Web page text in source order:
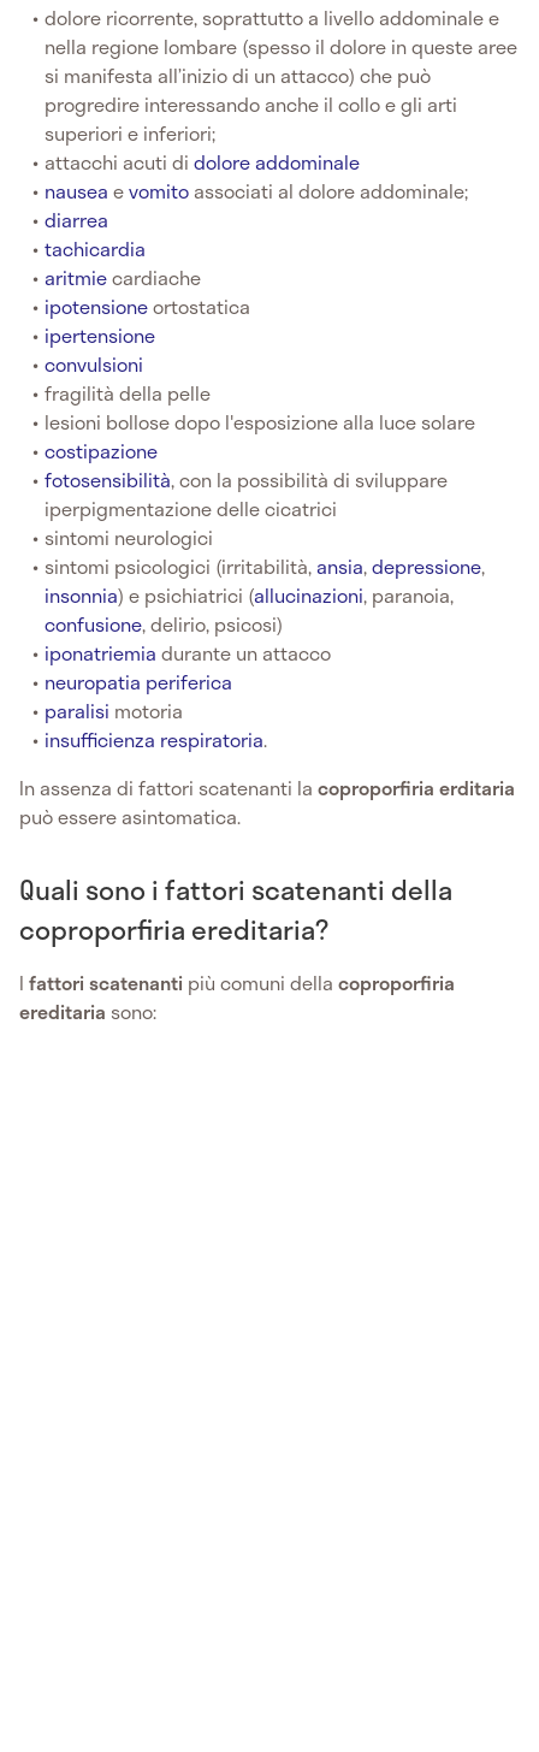
dolore ricorrente, soprattutto a livello addominale e
nella regione lombare (spesso il dolore in queste aree
si manifesta all’inizio di un attacco) che può
progredire interessando anche il collo e gli arti
superiori e inferiori;
attacchi acuti didolore addominale
nauseaevomito associati al dolore addominale;
diarrea
tachicardia
aritmiecardiache
ipotensioneortostatica
ipertensione
convulsioni
fragilità della pelle
lesioni bollose dopo l'esposizione alla luce solare
costipazione
fotosensibilità, con la possibilità di sviluppare
iperpigmentazione delle cicatrici
sintomi neurologici
sintomi psicologici (irritabilità,ansia,depressione,
insonnia) e psichiatrici (allucinazioni, paranoia,
confusione, delirio, psicosi)
iponatriemia durante un attacco
neuropatia periferica
paralisi motoria
insufficienza respiratoria.
In assenza di fattori scatenanti la coproporfiria erditaria
può essere asintomatica.
Quali sono i fattori scatenanti della
coproporfiria ereditaria?
I fattori scatenanti più comuni della coproporfiria
ereditaria sono: